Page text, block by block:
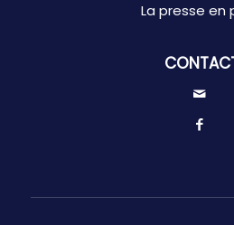
La presse en